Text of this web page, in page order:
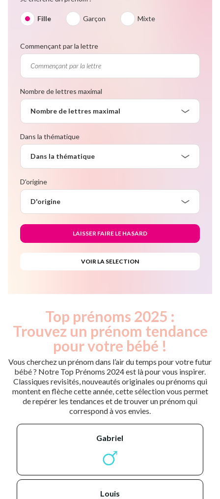
Fille Garçon Mixte
Commençant par la lettre
Nombre de lettres maximal
Nombre de lettres maximal
Dans la thématique
Dans la thématique
D'origine
D'origine
Top prénoms 2025 :
Trouvez un prénom tendance
pour votre bébé !
Vous cherchez un prénom dans l’air du temps pour votre futur
bébé ? Notre Top Prénoms 2024 est là pour vous inspirer.
Classiques revisités, nouveautés originales ou prénoms qui
montent en flèche cette année, cette sélection vous permet
de repérer les tendances et de trouver un prénom qui
correspond à vos envies.
gabriel
louis